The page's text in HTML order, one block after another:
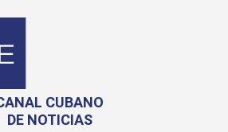
CUBANO
DE NOTICIAS